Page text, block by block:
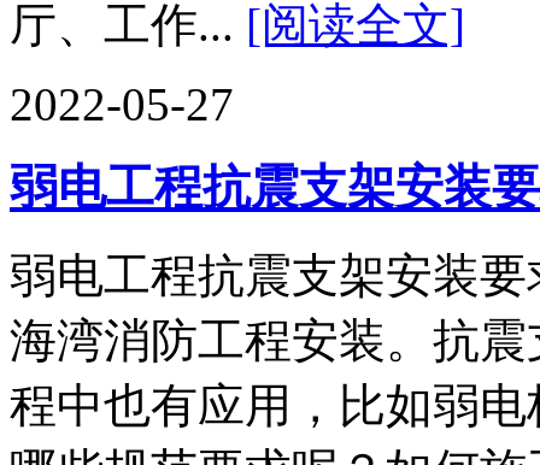
厅、工作... [阅读全文]
2022-05-27
弱电工程抗震支架安装
弱电工程抗震支架安装
海湾消防工程安装。抗
程中也有应用，比如弱